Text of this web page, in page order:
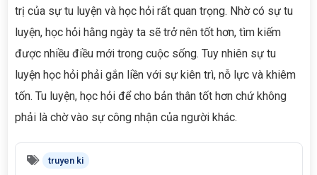
trị của sự tu luyện và học hỏi rất quan trọng. Nhờ có sự tu
luyện, học hỏi hằng ngày ta sẽ trở nên tốt hơn, tìm kiếm
được nhiều điều mới trong cuộc sống. Tuy nhiên sự tu
luyện học hỏi phải gắn liền với sự kiên trì, nỗ lực và khiêm
tốn. Tu luyện, học hỏi để cho bản thân tốt hơn chứ không
phải là chờ vào sự công nhận của người khác.
truyen ki